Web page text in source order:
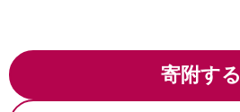
寄附する